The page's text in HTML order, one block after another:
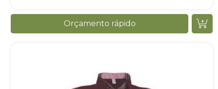
Orçamento rápido